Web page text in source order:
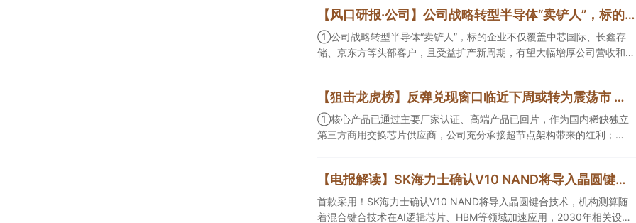
【风口研报·公司】公司战略转型半导体“卖铲人”，标的企业不仅覆盖中芯国际、长鑫存储、京东方等头部客户，且受益扩产新周期，有望大幅增厚公司营收和归母净利润；周策略：市场情绪有望逐渐回暖并重拾上行趋势
①公司战略转型半导体“卖铲人”，标的企业不仅覆盖中芯国际、长鑫存
储、京东方等头部客户，且受益扩产新周期，有望大幅增厚公司营收和归
【狙击龙虎榜】反弹兑现窗口临近下周或转为震荡市 新高因子凸显成为量化重要考量因素
①核心产品已通过主要厂家认证、高端产品已回片，作为国内稀缺独立
第三方商用交换芯片供应商，公司充分承接超节点架构带来的红利；②
【电报解读】SK海力士确认V10 NAND将导入晶圆键合技术，机构测算随着混合键合技术在HBM等领域加速应用，2030年相关设备市场规模有望达到100亿元，这家公司正布局用于半导体存储器产品的测试设备
首款采用！SK海力士确认V10 NAND将导入晶圆键合技术，机构测算随
着混合键合技术在AI逻辑芯片、HBM等领域加速应用，2030年相关设备